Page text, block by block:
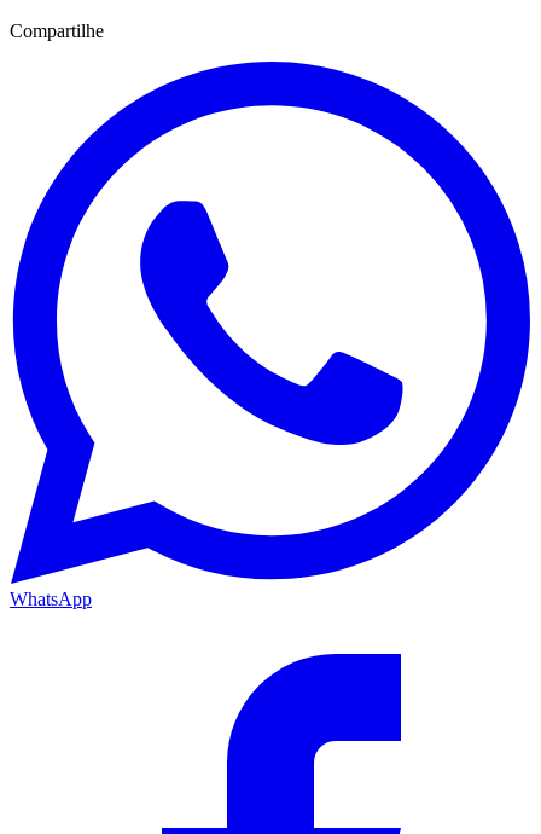
Compartilhe
WhatsApp